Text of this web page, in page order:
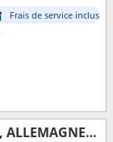
Frais de service inclus
ROYAUME-UNI, BELGIQUE, PAYS-BAS, ALLEMAGNE, DANEMARK